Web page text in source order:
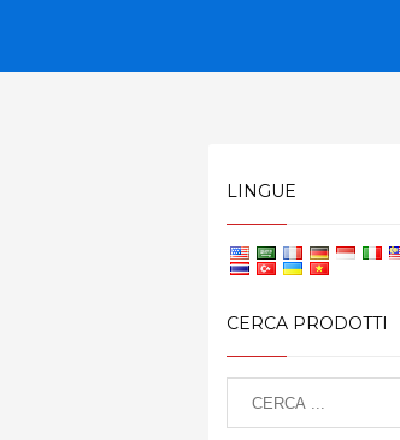
LINGUE
CERCA PRODOTTI